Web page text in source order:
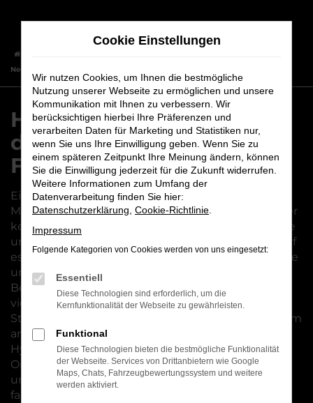
Zum
springen
Neuwagen – das passt einfach zu Forchheim
Hyundai i30 Neuwagen –
das passt einfach zu
Forchheim
Ein Hyundai i30 Neuwagen ist die perfekte
Mobilitätslösung für Forchheim. Im Autohaus Maier
kennen wir uns seit vielen Jahren mit dieser Marke
und deren Modellen aus und wissen genau, worauf
es beim Autokauf ankommt. Wie wäre es, wenn Sie
uns kennen lernen und gleich einen
Beratungstermin vereinbaren? Die Vorteile sind
vielfältig: zum einen sind wir mit unseren beiden
Standorten nicht weit von Forchheim entfernt, zum
anderen bieten wir ein breites Spektrum an
Hyundai i30 Neuwagen und lassen Sie gerne vor
Ort einsteigen, um die vielen Pluspunkte kennen
und schätzen zu lernen. Wer sich für ein
fabrikneues Fahrzeug entscheidet, profitiert
Cookie Einstellungen
Wir nutzen Cookies, um Ihnen die bestmögliche
Nutzung unserer Webseite zu ermöglichen und unsere
Kommunikation mit Ihnen zu verbessern. Wir
berücksichtigen hierbei Ihre Präferenzen und
verarbeiten Daten für Marketing und Statistiken nur,
wenn Sie uns Ihre Einwilligung geben. Wenn Sie zu
einem späteren Zeitpunkt Ihre Meinung ändern, können
Sie die Einwilligung jederzeit für die Zukunft widerrufen.
Weitere Informationen zum Umfang der
Datenverarbeitung finden Sie hier:
Datenschutzerklärung Cookie-Richtlinie
Impressum
Folgende Kategorien von Cookies werden von uns eingesetzt:
Essentiell
Diese Technologien sind erforderlich, um die
Kernfunktionalität der Webseite zu gewährleisten.
Funktional
Diese Technologien bieten die bestmögliche Funktionalität
der Webseite. Services von Drittanbietern wie Google
Maps, Chats, Fahrzeugbewertungssystem und weitere
werden aktiviert.